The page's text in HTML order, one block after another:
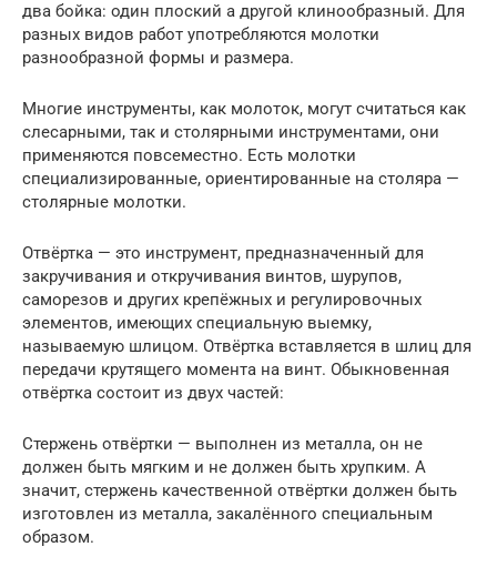
два бойка: один плоский а другой клинообразный. Для
разных видов работ употребляются молотки
разнообразной формы и размера.
Многие инструменты, как молоток, могут считаться как
слесарными, так и столярными инструментами, они
применяются повсеместно. Есть молотки
специализированные, ориентированные на столяра —
столярные молотки.
Отвёртка — это инструмент, предназначенный для
закручивания и откручивания винтов, шурупов,
саморезов и других крепёжных и регулировочных
элементов, имеющих специальную выемку,
называемую шлицом. Отвёртка вставляется в шлиц для
передачи крутящего момента на винт. Обыкновенная
отвёртка состоит из двух частей:
Стержень отвёртки — выполнен из металла, он не
должен быть мягким и не должен быть хрупким. А
значит, стержень качественной отвёртки должен быть
изготовлен из металла, закалённого специальным
образом.